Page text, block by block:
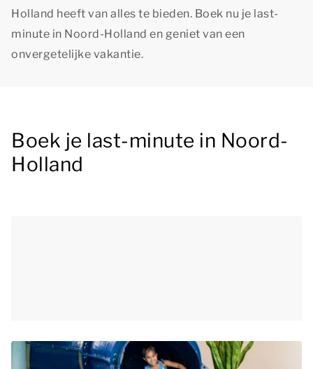
Holland heeft van alles te bieden. Boek nu je last-
minute in Noord-Holland en geniet van een
onvergetelijke vakantie.
Boek je last-minute in Noord-
Holland